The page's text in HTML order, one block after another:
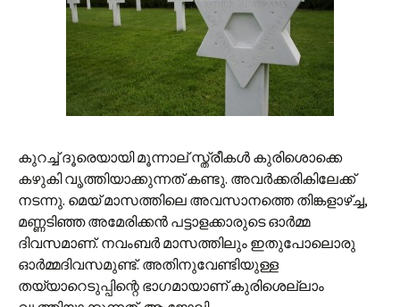
കുറച്ച് ദൂരെയായി മൂന്നാല് സ്ത്രീകള്‍ കുരിശൊക്കെ
കഴുകി വൃത്തിയാക്കുന്നത് കണ്ടു. അവര്‍ക്കരികിലേക്ക്
നടന്നു. മെയ് മാസത്തിലെ അവസാനത്തെ തിങ്കളാഴ്ച്ച,
മണ്ണടിഞ്ഞ അമേരിക്കന്‍ പട്ടാളക്കാരുടെ ഓര്‍മ്മ
ദിവസമാണ്. നവംബര്‍ മാസത്തിലും ഇതുപോലൊരു
ഓര്‍മ്മദിവസമുണ്ട്. അതിനുവേണ്ടിയുള്ള
തയ്യാറെടുപ്പിന്റെ ഭാഗമായാണ് കുരിശെല്ലാം